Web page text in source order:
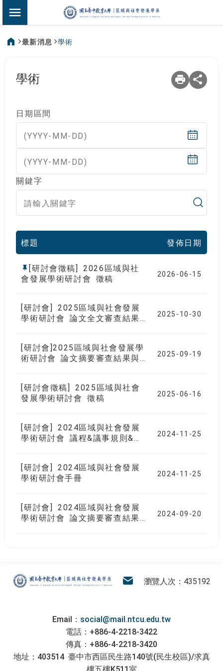
切換選單
最新消息 學術
學術
日期區間
(YYYY-MM-DD)
(YYYY-MM-DD)
關鍵字
標題 發佈日期
[研討會徵稿] 2026區域與社
會發展學術研討會 徵稿
2026-06-15
[研討會] 2025區域與社會發展
學術研討會 論文全文審查結果
2025-10-30
[研討會]2025區域與社會發展學
術研討會 論文摘要審查結果與
2025-09-19
[研討會徵稿] 2025區域與社會
發展學術研討會 徵稿
2025-06-16
[研討會] 2024區域與社會發展
學術研討會 議程&議事規則&報
2024-11-25
[研討會] 2024區域與社會發展
學術研討會手冊
2024-11-25
[研討會] 2024區域與社會發展
學術研討會 論文摘要審查結果
2024-09-20
::: 瀏覽人次：435192
區域與社會發展學系
電子信箱
Email： social@mail.ntcu.edu.tw
電話：+886-4-2218-3422
傳真：+886-4-2218-3420
地址：403514 臺中市西區民生路140號(民生校區)/求真
樓五樓K511室